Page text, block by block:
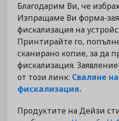
Благодарим Ви, че
Изпращаме Ви форма-
фискализация на
Принтирайте го,
сканирано копие, за да
фискализация.
от този линк: Сваляне
фискализация.
Продуктите на Дейзи